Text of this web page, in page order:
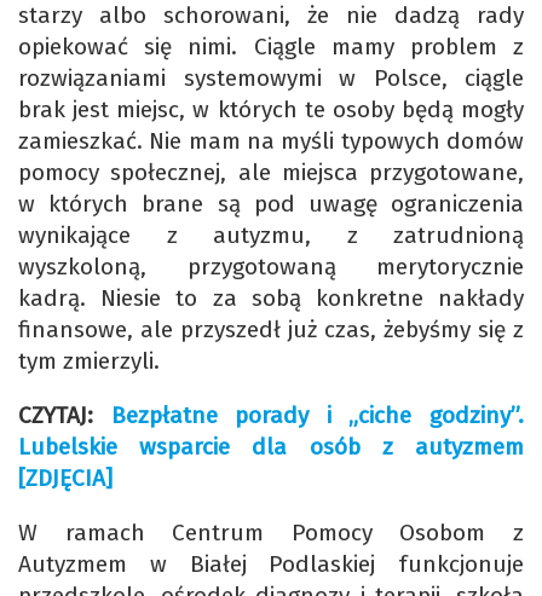
starzy albo schorowani, że nie dadzą rady
opiekować się nimi. Ciągle mamy problem z
rozwiązaniami systemowymi w Polsce, ciągle
brak jest miejsc, w których te osoby będą mogły
zamieszkać. Nie mam na myśli typowych domów
pomocy społecznej, ale miejsca przygotowane,
w których brane są pod uwagę ograniczenia
wynikające z autyzmu, z zatrudnioną
wyszkoloną, przygotowaną merytorycznie
kadrą. Niesie to za sobą konkretne nakłady
finansowe, ale przyszedł już czas, żebyśmy się z
tym zmierzyli.
CZYTAJ:
Bezpłatne porady i „ciche godziny”.
Lubelskie wsparcie dla osób z autyzmem
[ZDJĘCIA]
W ramach Centrum Pomocy Osobom z
Autyzmem w Białej Podlaskiej funkcjonuje